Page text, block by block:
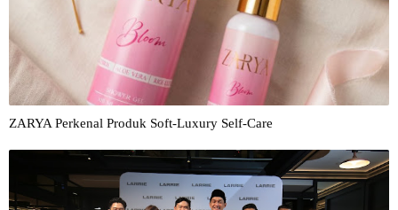
ZARYA Perkenal Produk Soft-Luxury Self-Care